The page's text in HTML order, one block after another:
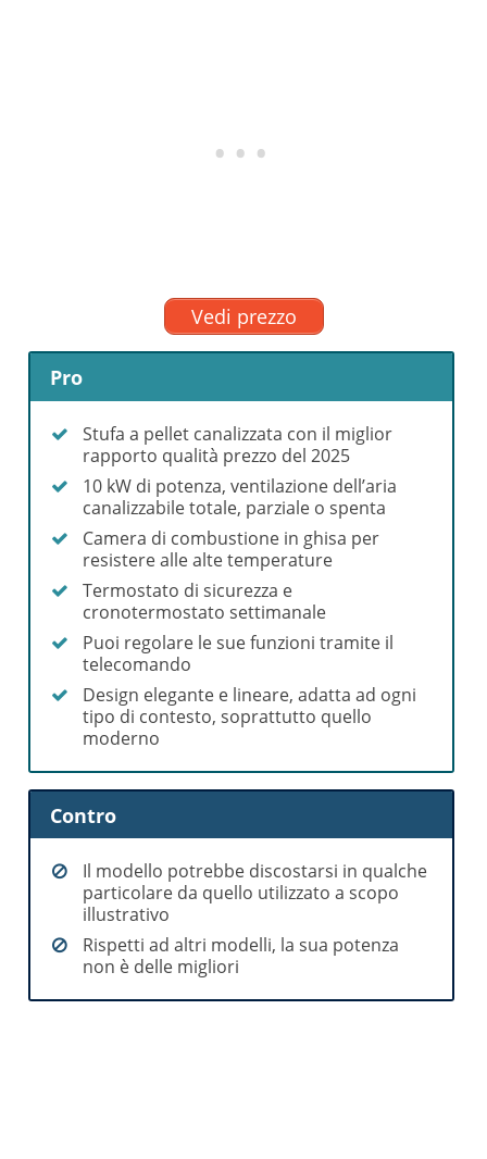
Vedi prezzo
Pro
Stufa a pellet canalizzata con il miglior
rapporto qualità prezzo del 2025
10 kW di potenza, ventilazione dell’aria
canalizzabile totale, parziale o spenta
Camera di combustione in ghisa per
resistere alle alte temperature
Termostato di sicurezza e
cronotermostato settimanale
Puoi regolare le sue funzioni tramite il
telecomando
Design elegante e lineare, adatta ad ogni
tipo di contesto, soprattutto quello
moderno
Contro
Il modello potrebbe discostarsi in qualche
particolare da quello utilizzato a scopo
illustrativo
Rispetti ad altri modelli, la sua potenza
non è delle migliori